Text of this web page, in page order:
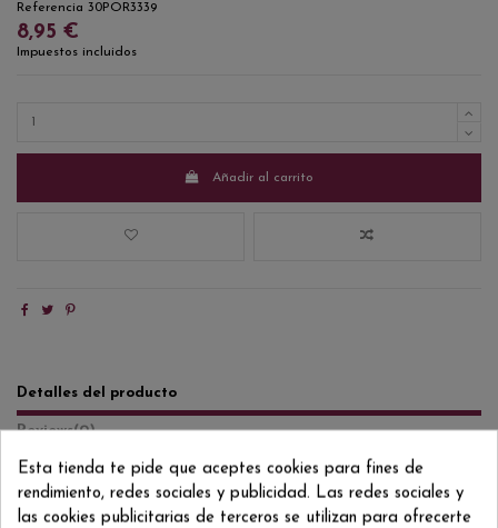
Referencia 30POR3339
8,95 €
Impuestos incluidos
Añadir al carrito
Detalles del producto
Reviews(0)
Formato/Format 75 CL
Grado/Grau 19,5% VOL.
Esta tienda te pide que aceptes cookies para fines de
rendimiento, redes sociales y publicidad. Las redes sociales y
las cookies publicitarias de terceros se utilizan para ofrecerte